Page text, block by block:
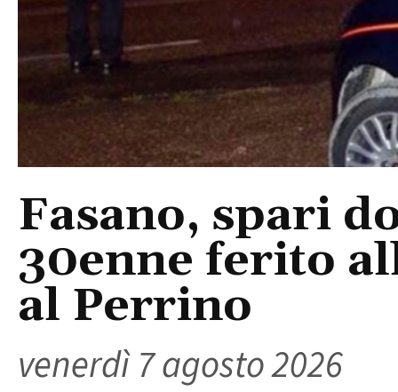
Fasano, spari
30enne ferito
al Perrino
venerdì 7 agosto 2026